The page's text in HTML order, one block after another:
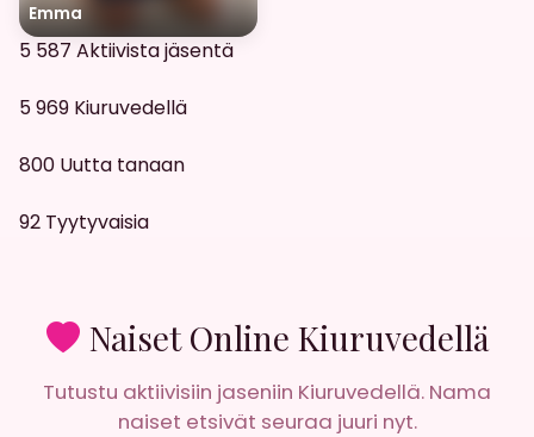
Emma
5 587 Aktiivista jäsentä
5 969 Kiuruvedellä
800 Uutta tanaan
92 Tyytyvaisia
Naiset Online Kiuruvedellä
Tutustu aktiivisiin jaseniin Kiuruvedellä. Nama
naiset etsivät seuraa juuri nyt.